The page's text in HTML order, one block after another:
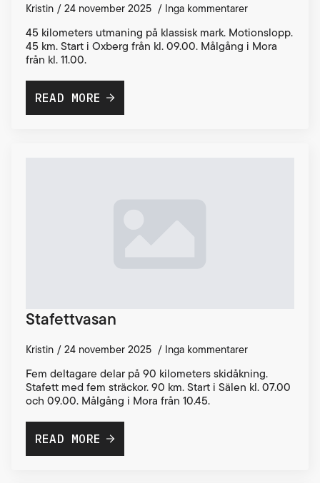
Kristin 24 november 2025 Inga kommentarer
45 kilometers utmaning på klassisk mark. Motionslopp.
45 km. Start i Oxberg från kl. 09.00. Målgång i Mora
från kl. 11.00.
READ MORE
Stafettvasan
Kristin 24 november 2025 Inga kommentarer
Fem deltagare delar på 90 kilometers skidåkning.
Stafett med fem sträckor. 90 km. Start i Sälen kl. 07.00
och 09.00. Målgång i Mora från 10.45.
READ MORE